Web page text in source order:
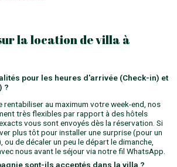
la location de villa à
pour les heures d'arrivée (Check-in) et
?
au maximum votre week-end, nos
très flexibles par rapport à des hôtels
vous sont envoyés dès la réservation. Si
plus tôt pour installer une surprise (pour un
ou de décaler un peu le départ le dimanche,
nous avant le séjour via notre fil WhatsApp.
sont-ils acceptés dans la villa ?